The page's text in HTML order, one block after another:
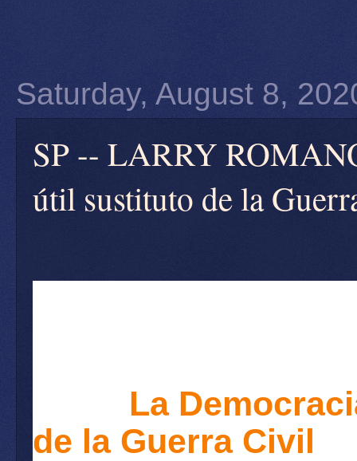
Saturday, August 8,
SP -- LARRY
útil sustituto de la
La
de la Guerra Civil